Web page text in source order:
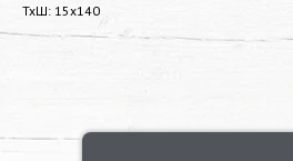
ТхШ: 15х140